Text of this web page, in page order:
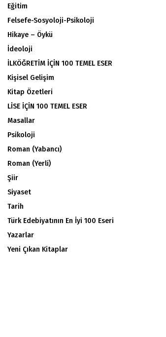
Eğitim
Felsefe-Sosyoloji-Psikoloji
Hikaye – Öykü
İdeoloji
İLKÖĞRETİM İÇİN 100 TEMEL ESER
Kişisel Gelişim
Kitap Özetleri
LİSE İÇİN 100 TEMEL ESER
Masallar
Psikoloji
Roman (Yabancı)
Roman (Yerli)
Şiir
Siyaset
Tarih
Türk Edebiyatının En İyi 100 Eseri
Yazarlar
Yeni Çıkan Kitaplar